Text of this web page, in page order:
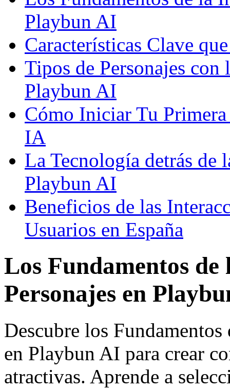
Playbun AI
Características Clave
Tipos de Personajes con
Playbun AI
Cómo Iniciar Tu
IA
La Tecnología detrás de
Playbun AI
Beneficios de las
Usuarios en España
Los Fundamentos
Personajes en
Descubre los
en Playbun AI para crear
atractivas. Aprende a